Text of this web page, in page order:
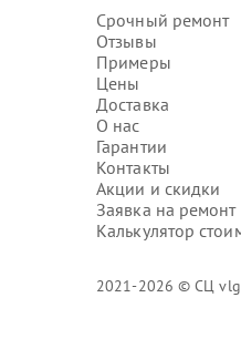
Срочный ремонт
Отзывы
Примеры
Цены
Доставка
О нас
Гарантии
Контакты
Акции и скидки
Заявка на ремонт
Калькулятор
2021-2026 © СЦ